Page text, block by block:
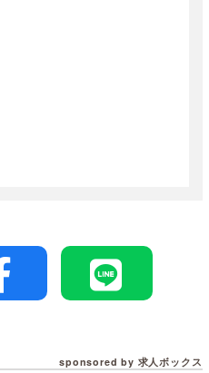
sponsored by 求人ボックス